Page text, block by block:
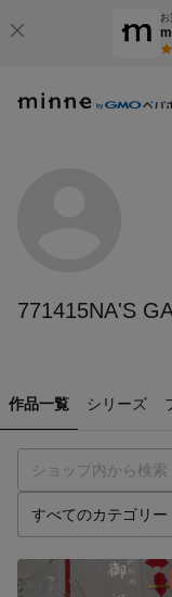
771415NA'S
作品一覧 シリーズ